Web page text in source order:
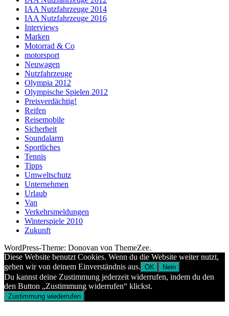
IAA Nutzfahrzeuge 2014
IAA Nutzfahrzeuge 2016
Interviews
Marken
Motorrad & Co
motorsport
Neuwagen
Nutzfahrzeuge
Olympia 2012
Olympische Spielen 2012
Preisverdächtig!
Reifen
Reisemobile
Sicherheit
Soundalarm
Sportliches
Tennis
Tipps
Umweltschutz
Unternehmen
Urlaub
Van
Verkehrsmeldungen
Winterspiele 2010
Zukunft
WordPress-Theme: Donovan von ThemeZee.
Diese Website benutzt Cookies. Wenn du die Website weiter nutzt,
gehen wir von deinem Einverständnis aus. OK Nein
Du kannst deine Zustimmung jederzeit widerrufen, indem du den
den Button „Zustimmung widerrufen“ klickst.
Zustimmung wiederrufen